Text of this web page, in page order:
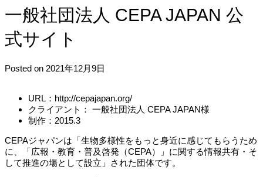
一般社団法人 CEPA JAPAN 公
式サイト
Posted on 2021年12月9日
URL：http://cepajapan.org/
クライアント： 一般社団法人 CEPA JAPAN様
制作：2015.3
CEPAジャパンは「生物多様性をもっと身近に感じてもらうため
に、「広報・教育・普及啓発（CEPA）」に関する情報共有・そ
して推進の場として設立」された団体です。